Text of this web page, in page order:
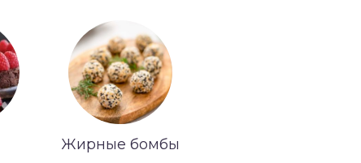
Жирные бомбы